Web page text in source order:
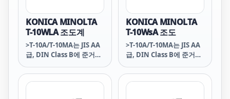
KONICA MINOLTA
T-10WLA 조도계
>T-10A/T-10MA는 JIS AA
급, DIN Class B에 준거한
KONICA MINOLTA
T-10WsA 조도
>T-10A/T-10MA는 JIS AA
급, DIN Class B에 준거한